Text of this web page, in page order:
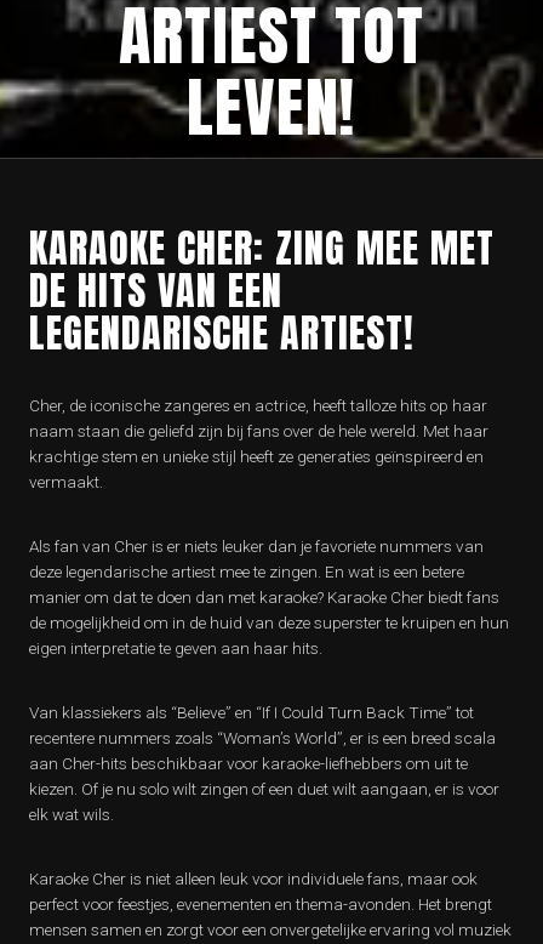
ARTIEST TOT
LEVEN!
KARAOKE CHER: ZING MEE MET
DE HITS VAN EEN
LEGENDARISCHE ARTIEST!
Cher, de iconische zangeres en actrice, heeft talloze hits op haar
naam staan die geliefd zijn bij fans over de hele wereld. Met haar
krachtige stem en unieke stijl heeft ze generaties geïnspireerd en
vermaakt.
Als fan van Cher is er niets leuker dan je favoriete nummers van
deze legendarische artiest mee te zingen. En wat is een betere
manier om dat te doen dan met karaoke? Karaoke Cher biedt fans
de mogelijkheid om in de huid van deze superster te kruipen en hun
eigen interpretatie te geven aan haar hits.
Van klassiekers als “Believe” en “If I Could Turn Back Time” tot
recentere nummers zoals “Woman’s World”, er is een breed scala
aan Cher-hits beschikbaar voor karaoke-liefhebbers om uit te
kiezen. Of je nu solo wilt zingen of een duet wilt aangaan, er is voor
elk wat wils.
Karaoke Cher is niet alleen leuk voor individuele fans, maar ook
perfect voor feestjes, evenementen en thema-avonden. Het brengt
mensen samen en zorgt voor een onvergetelijke ervaring vol muziek